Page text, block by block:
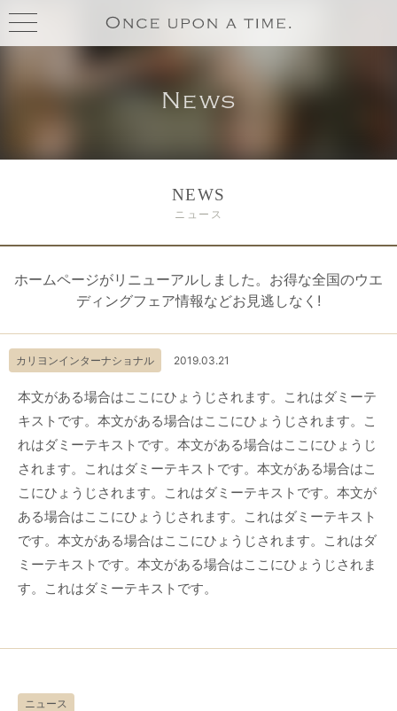
toggle
navigation
News
NEWS
ニュース
ホームページがリニューアルしました。お得な全国のウエ
ディングフェア情報などお見逃しなく!
カリヨンインターナショナル 2019.03.21
本文がある場合はここにひょうじされます。これはダミーテ
キストです。本文がある場合はここにひょうじされます。こ
れはダミーテキストです。本文がある場合はここにひょうじ
されます。これはダミーテキストです。本文がある場合はこ
こにひょうじされます。これはダミーテキストです。本文が
ある場合はここにひょうじされます。これはダミーテキスト
です。本文がある場合はここにひょうじされます。これはダ
ミーテキストです。本文がある場合はここにひょうじされま
す。これはダミーテキストです。
ニュース